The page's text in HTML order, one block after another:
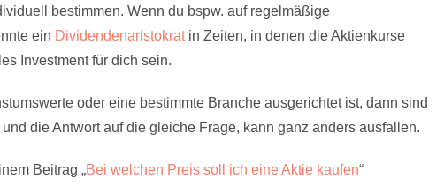
bestimmen. Wenn du bspw. auf regelmäßige
ein Dividendenaristokrat in Zeiten, in denen die Aktienkurse
Investment für dich sein.
oder eine bestimmte Branche ausgerichtet ist, dann sind
die Antwort auf die gleiche Frage, kann ganz anders ausfallen.
Beitrag „Bei welchen Preis soll ich eine Aktie kaufen“